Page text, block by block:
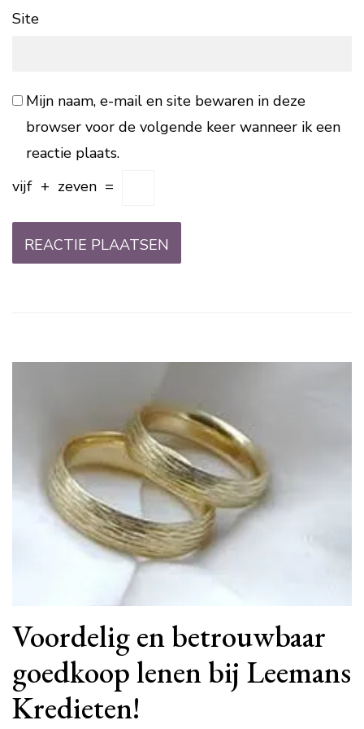
Site
Mijn naam, e-mail en site bewaren in deze
browser voor de volgende keer wanneer ik een
reactie plaats.
vijf + zeven =
Voordelig en betrouwbaar
goedkoop lenen bij Leemans
Kredieten!